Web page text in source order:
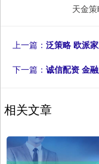
天金
上一篇： 泛策略 欧派
下一篇： 诚信配资 金
相关文章